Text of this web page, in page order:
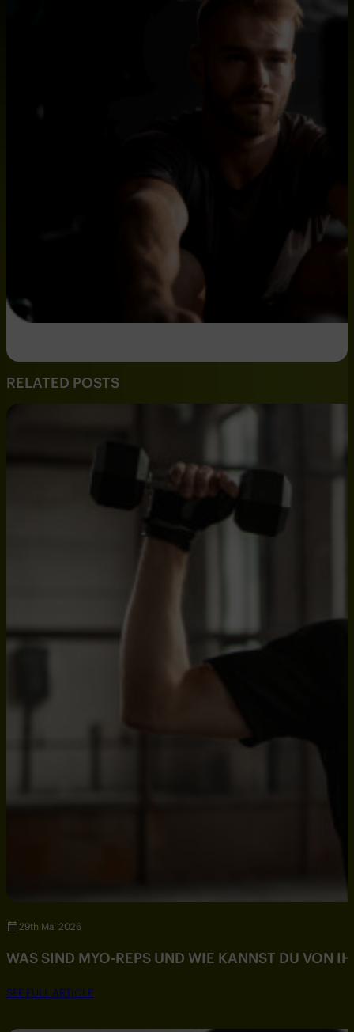
RELATED POSTS
29th Mai 2026
WAS SIND MYO-REPS UND WIE KANNST DU VON
SEE FULL ARTICLE